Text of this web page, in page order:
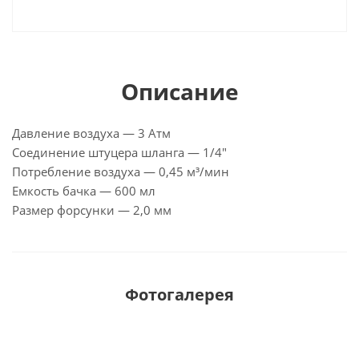
Описание
Давление воздуха — 3 Атм
Соединение штуцера шланга — 1/4″
Потребление воздуха — 0,45 м³/мин
Емкость бачка — 600 мл
Размер форсунки — 2,0 мм
Фотогалерея